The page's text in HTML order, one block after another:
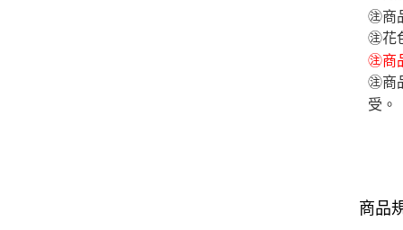
㊟商
㊟花
㊟商
㊟商
受。
商品